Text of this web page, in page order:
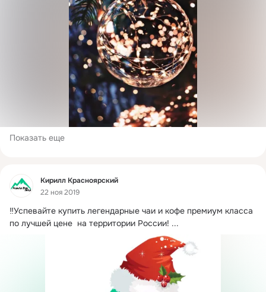
Показать еще
Фид
Кирилл Красноярский
22 ноя 2019
‼️Успевайте купить легендарные чаи и кофе премиум класса
по лучшей цене  на территории России! ...